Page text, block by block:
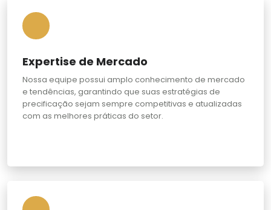
Expertise de Mercado
Nossa equipe possui amplo conhecimento de mercado
e tendências, garantindo que suas estratégias de
precificação sejam sempre competitivas e atualizadas
com as melhores práticas do setor.